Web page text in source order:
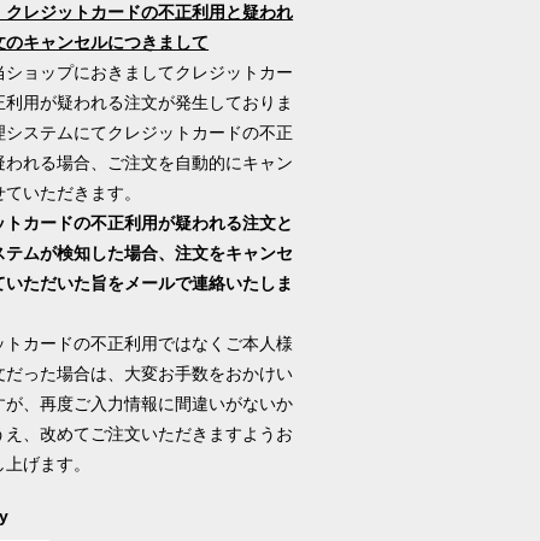
クレジットカードの不正利用と疑われ
のキャンセルにつきまして
ショップにおきましてクレジットカー
利用が疑われる注文が発生しておりま
システムにてクレジットカードの不正
われる場合、ご注文を自動的にキャン
いただきます。
トカードの不正利用が疑われる注文と
テムが検知した場合、注文をキャンセ
いただいた旨をメールで連絡いたしま
トカードの不正利用ではなくご本人様
だった場合は、大変お手数をおかけい
が、再度ご入力情報に間違いがないか
え、改めてご注文いただきますようお
上げます。